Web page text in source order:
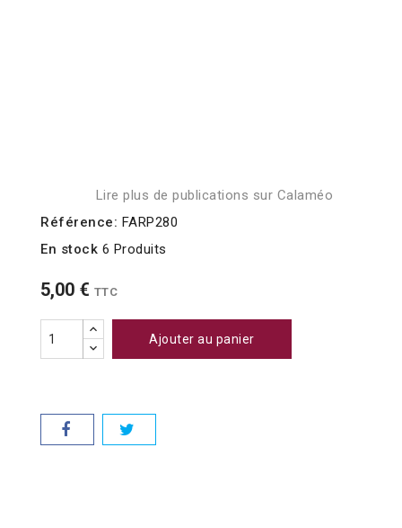
Lire plus de publications sur Calaméo
Référence: FARP280
En stock 6 Produits
5,00 € TTC
Ajouter au panier